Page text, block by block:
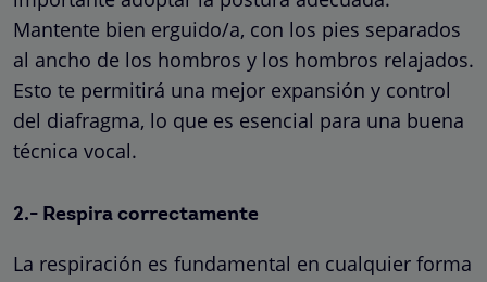
Mantente bien erguido/a, con los pies separados
al ancho de los hombros y los hombros relajados.
Esto te permitirá una mejor expansión y control
del diafragma, lo que es esencial para una buena
técnica vocal.
2.- Respira correctamente
La respiración es fundamental en cualquier forma